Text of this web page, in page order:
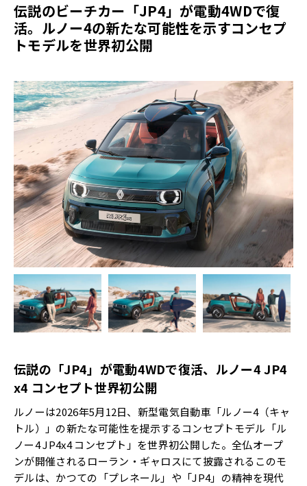
伝説のビーチカー「JP4」が電動4WDで復
活。ルノー4の新たな可能性を示すコンセプ
トモデルを世界初公開
伝説の「JP4」が電動4WDで復活、ルノー4 JP4
x4 コンセプト世界初公開
ルノーは2026年5月12日、新型電気自動車「ルノー4（キャ
トル）」の新たな可能性を提示するコンセプトモデル「ル
ノー4 JP4x4 コンセプト」を世界初公開した。全仏オープ
ンが開催されるローラン・ギャロスにて披露されるこのモ
デルは、かつての「プレネール」や「JP4」の精神を現代